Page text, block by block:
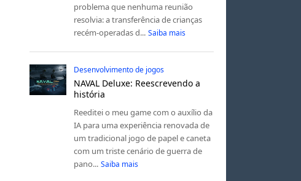
problema que nenhuma reunião
resolvia: a transferência de crianças
recém-operadas d... Saiba mais
Desenvolvimento de jogos
NAVAL Deluxe: Reescrevendo a
história
Reeditei o meu game com o auxílio da
IA para uma experiência renovada de
um tradicional jogo de papel e caneta
com um triste cenário de guerra de
pano... Saiba mais